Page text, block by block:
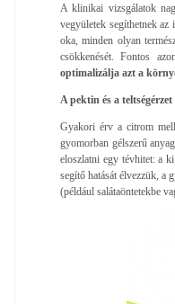
A klinikai vizsgálatok
vegyületek segíthetnek
oka, minden olyan
csökkenését. Fontos
optimalizálja azt a
A pektin és a teltségérzet
Gyakori érv a citrom
gyomorban gélszerű
eloszlatni egy tévhitet: a
segítő hatását élvezzük, a
(például salátaöntetekbe